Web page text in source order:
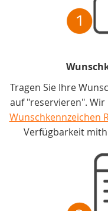
Tragen Sie Ihre
auf "reservieren".
Wunschkennzeichen
Verfügbarkeit